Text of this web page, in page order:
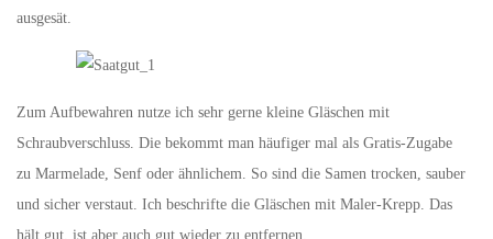
ausgesät.
Zum Aufbewahren nutze ich sehr gerne kleine Gläschen mit
Schraubverschluss. Die bekommt man häufiger mal als Gratis-Zugabe
zu Marmelade, Senf oder ähnlichem. So sind die Samen trocken, sauber
und sicher verstaut. Ich beschrifte die Gläschen mit Maler-Krepp. Das
hält gut, ist aber auch gut wieder zu entfernen.